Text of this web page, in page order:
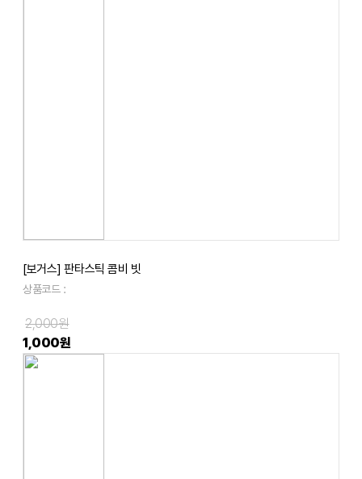
[보거스] 판타스틱 콤비 빗
상품코드 :
2,000원
1,000원